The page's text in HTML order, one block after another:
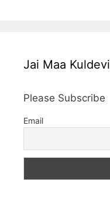
Jai Maa Kuldevi
Please Subscribe
Email